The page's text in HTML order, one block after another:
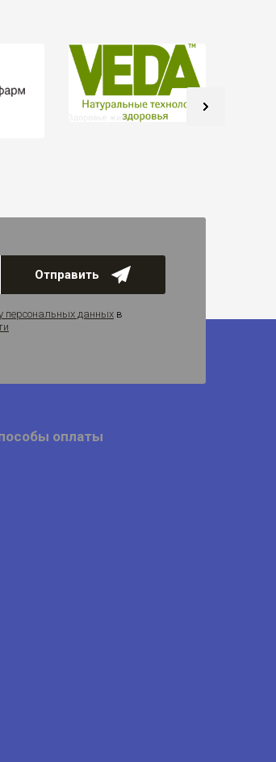
персональных данных в
Отправить
оплаты